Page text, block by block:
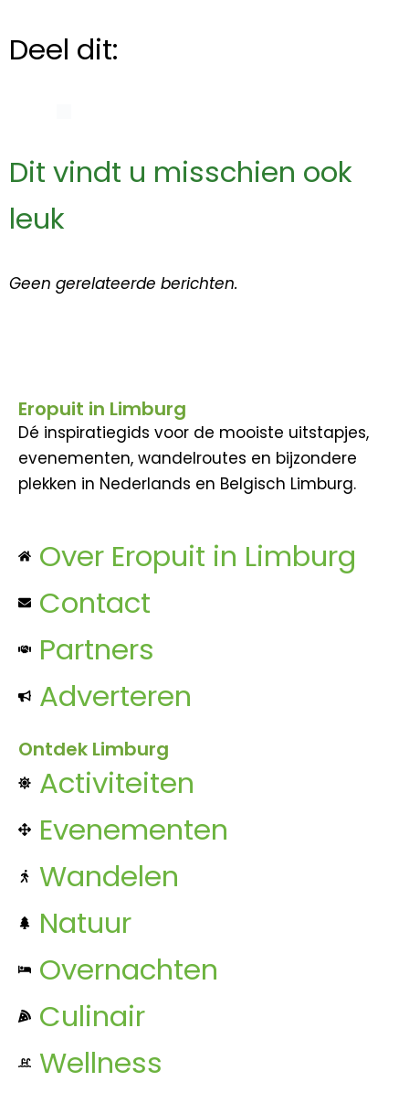
Deel dit:
Dit vindt u misschien ook
leuk
Geen gerelateerde berichten.
Eropuit in Limburg
Dé inspiratiegids voor de mooiste uitstapjes,
evenementen, wandelroutes en bijzondere
plekken in Nederlands en Belgisch Limburg.
Over Eropuit in Limburg
Contact
Partners
Adverteren
Ontdek Limburg
Activiteiten
Evenementen
Wandelen
Natuur
Overnachten
Culinair
Wellness